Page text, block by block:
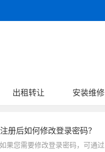
出租转让 安装维修
注册后如何修改登录密码？